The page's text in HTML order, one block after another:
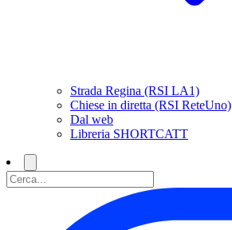
Strada Regina (RSI LA1)
Chiese in diretta (RSI ReteUno)
Dal web
Libreria SHORTCATT